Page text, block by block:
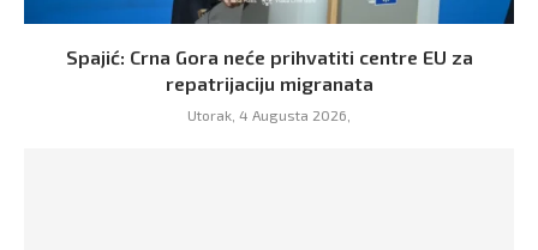
Spajić: Crna Gora neće prihvatiti centre EU za
repatrijaciju migranata
Utorak, 4 Augusta 2026,